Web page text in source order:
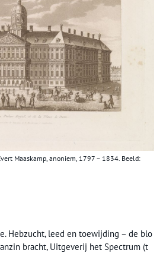
Maaskamp, anoniem, 1797 – 1834. Beeld:
Hebzucht, leed en toewijding – de blo
bracht, Uitgeverij het Spectrum (t